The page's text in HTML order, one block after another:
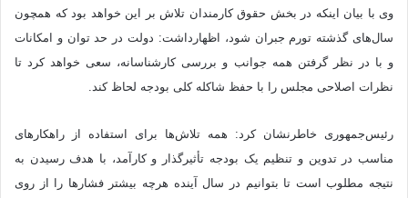
وی با بیان اینکه در بخش حقوق کارمندان تلاش بر این خواهد بود که همچون
سال‌های گذشته تورم جبران شود، اظهارداشت: دولت در حد توان و امکانات
و با در نظر گرفتن همه جوانب و بررسی کارشناسانه، سعی خواهد کرد تا
نظرات اصلاحی مجلس را با حفظ شاکله کلی بودجه لحاظ کند.
رئیس‌جمهوری خاطرنشان کرد: همه تلاش‌ها برای استفاده از راهکارهای
مناسب در تدوین و تنظیم یک بودجه تأثیرگذار و کارآمد، با هدف رسیدن به
نتیجه مطلوب است تا بتوانیم در سال آینده هرچه بیشتر فشارها را از روی